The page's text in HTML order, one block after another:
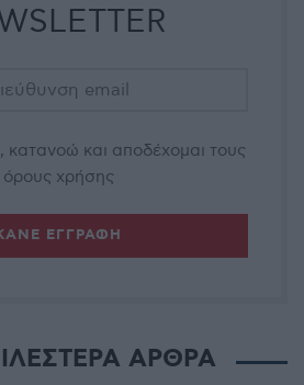
και αποδέχομαι τους
όρους χρήσης
ΑΡΘΡΑ